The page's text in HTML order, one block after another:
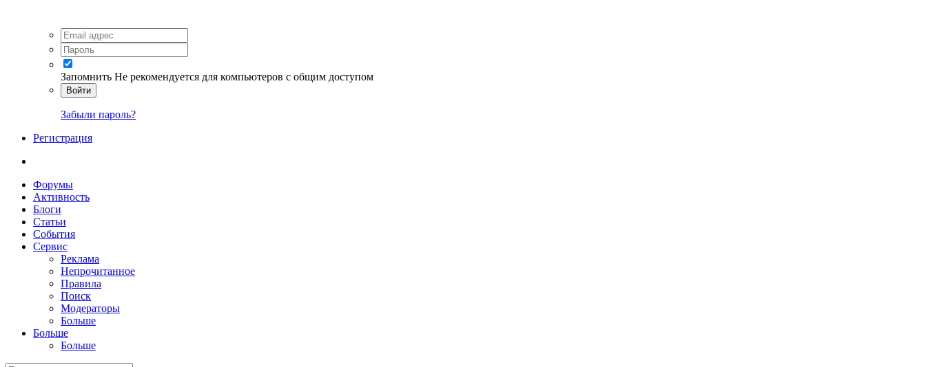
Запомнить Не рекомендуется для компьютеров с общим доступом
Войти
Забыли пароль?
Регистрация
Форумы
Активность
Блоги
Статьи
События
Сервис
Реклама
Непрочитанное
Правила
Поиск
Модераторы
Больше
Больше
Больше